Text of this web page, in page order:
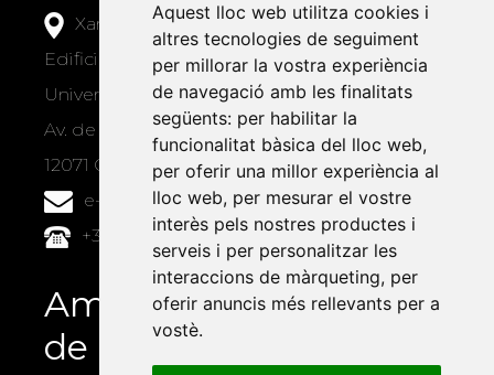
Aquest lloc web utilitza cookies i
altres tecnologies de seguiment
per millorar la vostra experiència
de navegació amb les finalitats
següents: per habilitar la
funcionalitat bàsica del lloc web,
per oferir una millor experiència al
lloc web, per mesurar el vostre
interès pels nostres productes i
serveis i per personalitzar les
interaccions de màrqueting, per
oferir anuncis més rellevants per a
vostè.
Xarxa Vives d'Universitats
Edifici Àgora
Universitat Jaume I, local 10
Av. de Vicent Sos Baynat, s/n
12071 Castelló de la Plana
e-buc@vives.org
+34 964 72 89 93
Amb el suport
de